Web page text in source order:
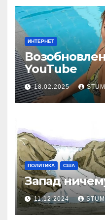
ИНТЕРНЕТ
YouТube
18.02.2025
ПОЛИТИКА США
Запад
11.12.2024